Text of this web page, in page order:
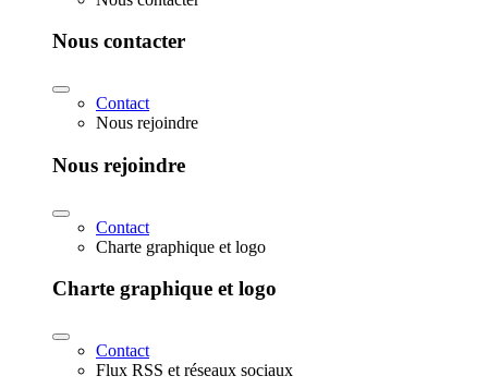
Nous contacter
Contact
Nous rejoindre
Nous rejoindre
Contact
Charte graphique et logo
Charte graphique et logo
Contact
Flux RSS et réseaux sociaux